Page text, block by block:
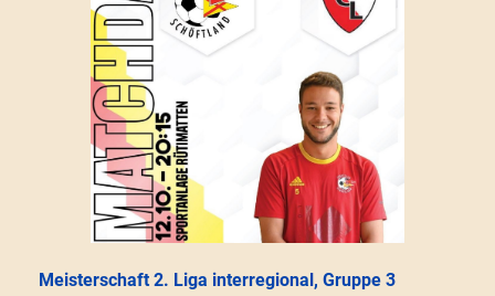
Meisterschaft 2. Liga interregional, Gruppe 3